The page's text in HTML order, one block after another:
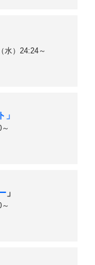
水）24:24～
」
」